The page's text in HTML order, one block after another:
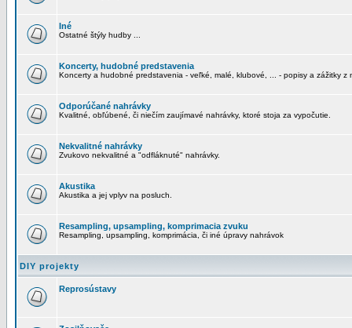
Iné
Ostatné štýly hudby ...
Koncerty, hudobné predstavenia
Koncerty a hudobné predstavenia - veľké, malé, klubové, ... - popisy a zážitky z
Odporúčané nahrávky
Kvalitné, obľúbené, či niečím zaujímavé nahrávky, ktoré stoja za vypočutie.
Nekvalitné nahrávky
Zvukovo nekvalitné a "odfláknuté" nahrávky.
Akustika
Akustika a jej vplyv na posluch.
Resampling, upsampling, komprimacia zvuku
Resampling, upsampling, komprimácia, či iné úpravy nahrávok
DIY projekty
Reprosústavy